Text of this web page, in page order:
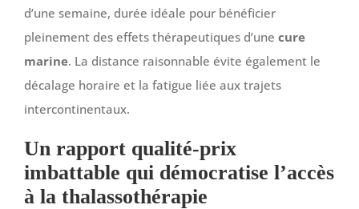
d’une semaine, durée idéale pour bénéficier
pleinement des effets thérapeutiques d’une cure
marine. La distance raisonnable évite également le
décalage horaire et la fatigue liée aux trajets
intercontinentaux.
Un rapport qualité-prix
imbattable qui démocratise l’accès
à la thalassothérapie